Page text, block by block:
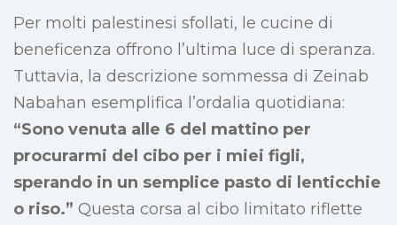
Per molti palestinesi sfollati, le cucine di
beneficenza offrono l’ultima luce di speranza.
Tuttavia, la descrizione sommessa di Zeinab
Nabahan esemplifica l’ordalia quotidiana:
“Sono venuta alle 6 del mattino per
procurarmi del cibo per i miei figli,
sperando in un semplice pasto di lenticchie
o riso.” Questa corsa al cibo limitato riflette